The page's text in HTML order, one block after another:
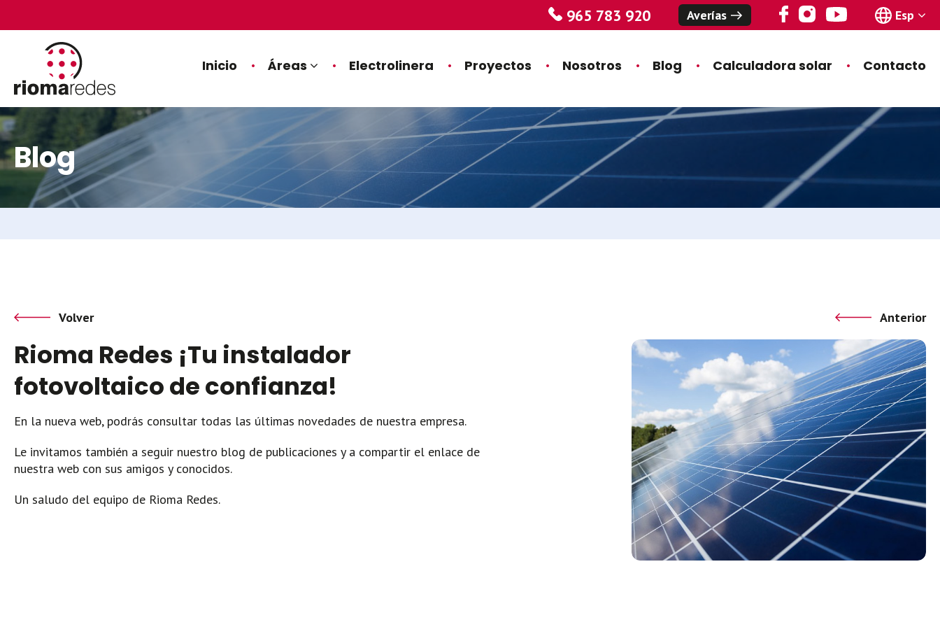
965 783 920 Averías Esp
Inicio Áreas Electrolinera Proyectos Nosotros Blog Calculadora solar Contacto
Blog
Volver Anterior
Rioma Redes ¡Tu instalador
fotovoltaico de confianza!
En la nueva web, podrás consultar todas las últimas novedades de nuestra empresa.
Le invitamos también a seguir nuestro blog de publicaciones y a compartir el enlace de
nuestra web con sus amigos y conocidos.
Un saludo del equipo de Rioma Redes.